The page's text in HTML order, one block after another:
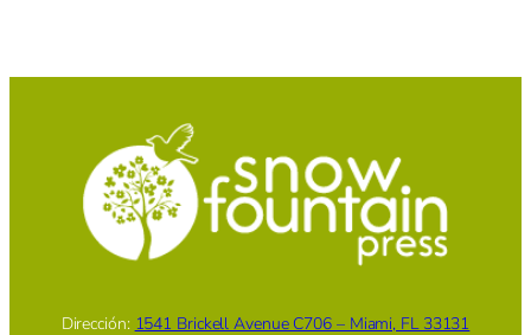
Dirección: 1541 Brickell Avenue C706 – Miami, FL 33131